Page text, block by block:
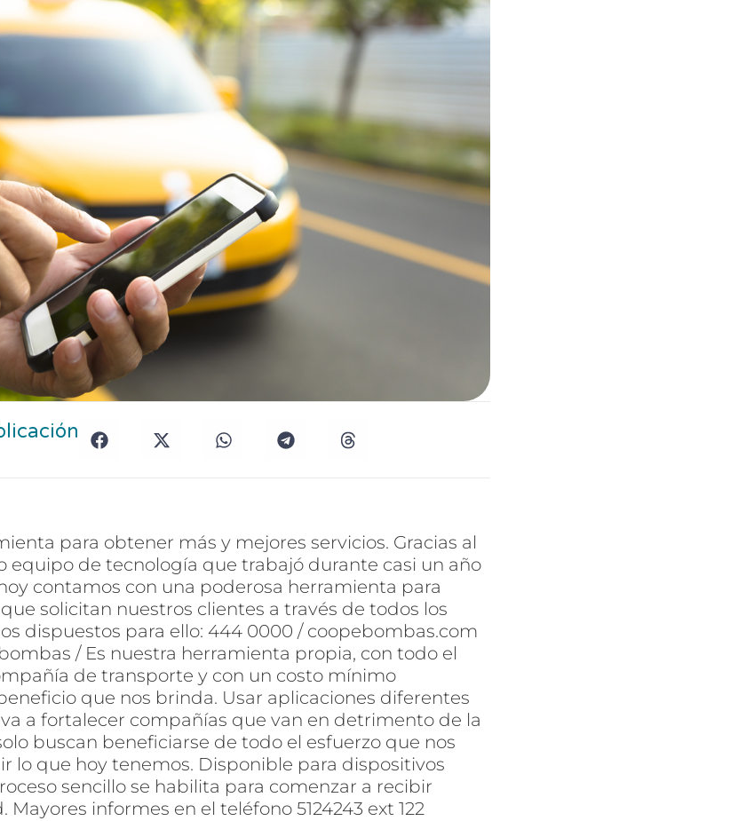
para obtener más y mejores servicios. Gracias al
equipo de tecnología que trabajó durante casi un año
contamos con una poderosa herramienta para
solicitan nuestros clientes a través de todos los
dispuestos para ello: 444 0000 / coopebombas.com
/ Es nuestra herramienta propia, con todo el
de transporte y con un costo mínimo
que nos brinda. Usar aplicaciones diferentes
a fortalecer compañías que van en detrimento de la
buscan beneficiarse de todo el esfuerzo que nos
lo que hoy tenemos. Disponible para dispositivos
sencillo se habilita para comenzar a recibir
Mayores informes en el teléfono 5124243 ext 122